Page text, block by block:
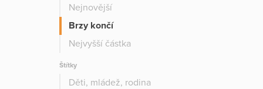
Nejnovější
Brzy končí
Nejvyšší částka
Štítky
Děti, mládež, rodina